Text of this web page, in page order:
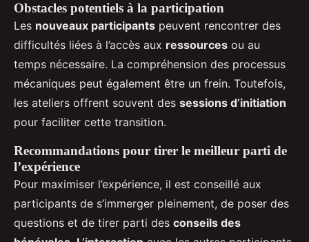
Obstacles potentiels à la participation
Les nouveaux participants peuvent rencontrer des
difficultés liées à l’accès aux ressources ou au
temps nécessaire. La compréhension des processus
mécaniques peut également être un frein. Toutefois,
les ateliers offrent souvent des sessions d’initiation
pour faciliter cette transition.
Recommandations pour tirer le meilleur parti de
l’expérience
Pour maximiser l’expérience, il est conseillé aux
participants de s’immerger pleinement, de poser des
questions et de tirer parti des conseils des